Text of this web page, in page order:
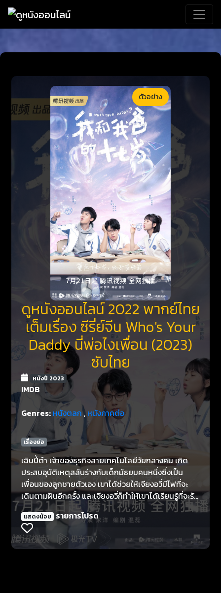
ตัวอย่าง
ดูหนังออนไลน์ 2022 พากย์ไทย
เต็มเรื่อง ซีรี่ย์จีน Who's Your
Daddy นี่พ่อไงเพื่อน (2023)
ซับไทย
หนังปี 2023
IMDB
Genres: หนังตลก,หนังภาคต่อ
เรื่องย่อ
เฉินปี้ต๋า เจ้าของธุรกิจสายเทคโนโลยีวัยกลางคน เกิด
ประสบอุบัติเหตุสลับร่างกับเด็กมัธยมคนหนึ่งซึ่งเป็น
เพื่อนของลูกชายตัวเอง เขาได้ช่วยให้เจียงอวี่มีไฟที่จะ
เดินตามฝันอีกครั้ง และเจียงอวี่ก็ทำให้เขาได้เรียนรู้ที่จะรับ
ผิดชอบในฐานะการเป็นพ่อคน แต่เมื่อความจริงถูกเผย
ความฝัน มิตรภาพและความโหยหาความรักของพ่อได้ถูก
ทำลายจนสิ้น ยังไม่ทันที่ทั้งคู่จะได้ปรับความเข้าใจกัน เฉิน
ปี้ต๋าที่เป็นพ่อคนและเป็นนักวิทยาศาสตร์ในคนเดียวกัน ก็
แสดงน้อย รายการโปรด